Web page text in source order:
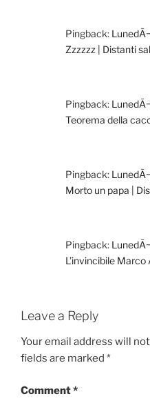
Pingback:
Zzzzzz | Distanti
Pingback:
Teorema della
Pingback:
Morto un papa |
Pingback:
L’invincibile
Leave a Reply
Your email address will
fields are marked *
Comment*